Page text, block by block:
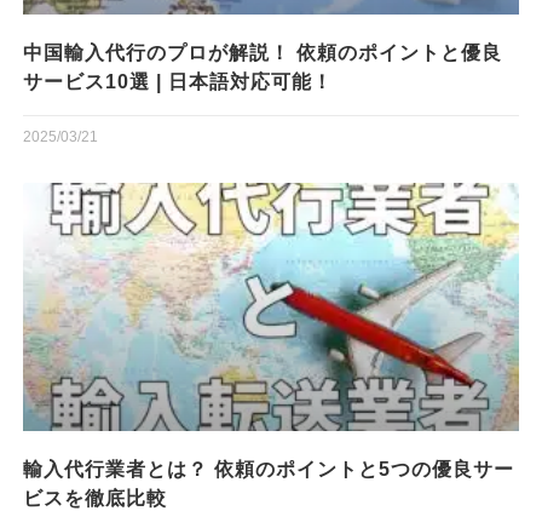
中国輸入代行のプロが解説！ 依頼のポイントと優良
サービス10選 | 日本語対応可能！
2025/03/21
輸入代行業者とは？ 依頼のポイントと5つの優良サー
ビスを徹底比較